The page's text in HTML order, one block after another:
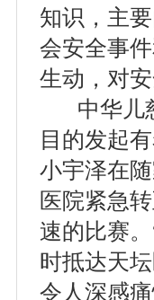
知识，主
会安全事
生动，对
中华儿慈
目的发起
小宇泽在
医院紧急
速的比赛
时抵达天
令人深感